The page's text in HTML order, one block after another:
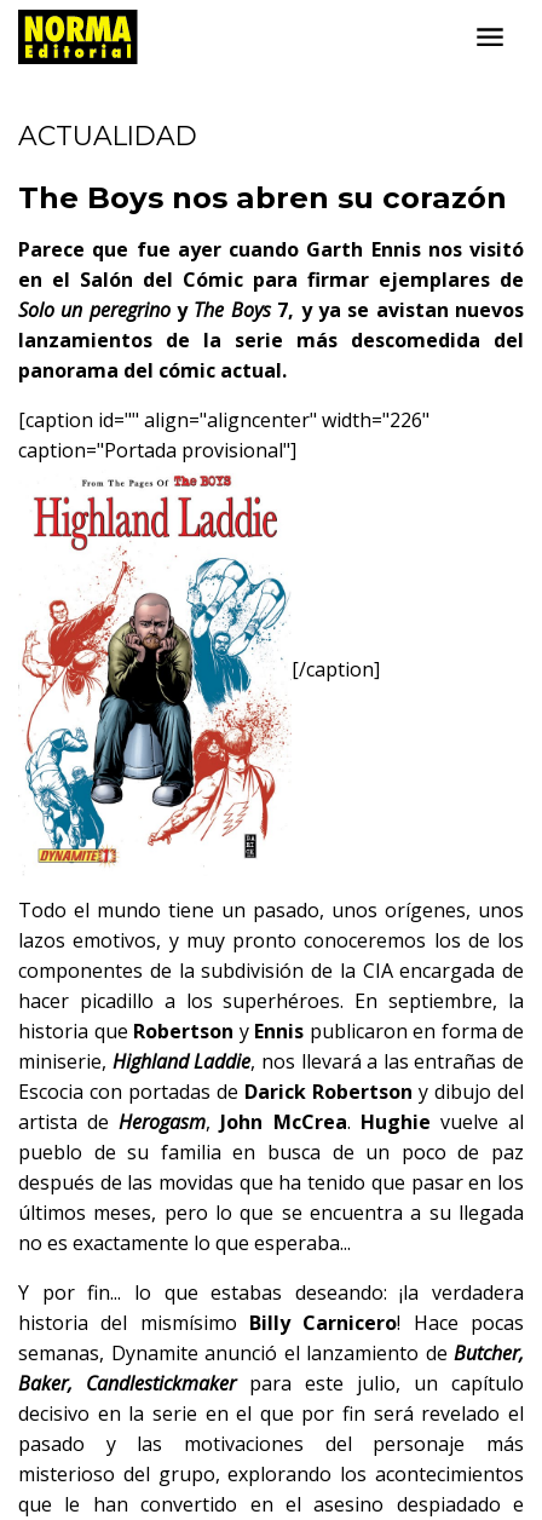
ACTUALIDAD
The Boys nos abren su corazón
Parece que fue ayer cuando Garth Ennis nos visitó
en el Salón del Cómic para firmar ejemplares de
Solo un peregrinoy The Boys7, y ya se avistan nuevos
lanzamientos de la serie más descomedida del
panorama del cómic actual.
[caption id="" align="aligncenter" width="226"
caption="Portada provisional"]
[/caption]
Todo el mundo tiene un pasado, unos orígenes, unos
lazos emotivos, y muy pronto conoceremos los de los
componentes de la subdivisión de la CIA encargada de
hacer picadillo a los superhéroes. En septiembre, la
historia que Robertson y Ennis publicaron en forma de
miniserie, Highland Laddie, nos llevará a las entrañas de
Escocia con portadas de Darick Robertson y dibujo del
artista deHerogasm, John McCrea. Hughie vuelve al
pueblo de su familia en busca de un poco de paz
después de las movidas que ha tenido que pasar en los
últimos meses, pero lo que se encuentra a su llegada
no es exactamente lo que esperaba...
Y por fin... lo que estabas deseando: ¡la verdadera
historia del mismísimo Billy Carnicero! Hace pocas
semanas, Dynamite anunció el lanzamiento de Butcher,
Baker, Candlestickmakerpara este julio, un capítulo
decisivo en la serie en el que por fin será revelado el
pasado y las motivaciones del personaje más
misterioso del grupo, explorando los acontecimientos
que le han convertido en el asesino despiadado e